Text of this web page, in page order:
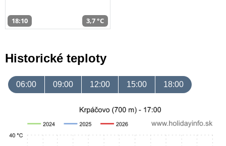
18:10 3,7 °C
Historické teploty
06:00 09:00 12:00 15:00 18:00